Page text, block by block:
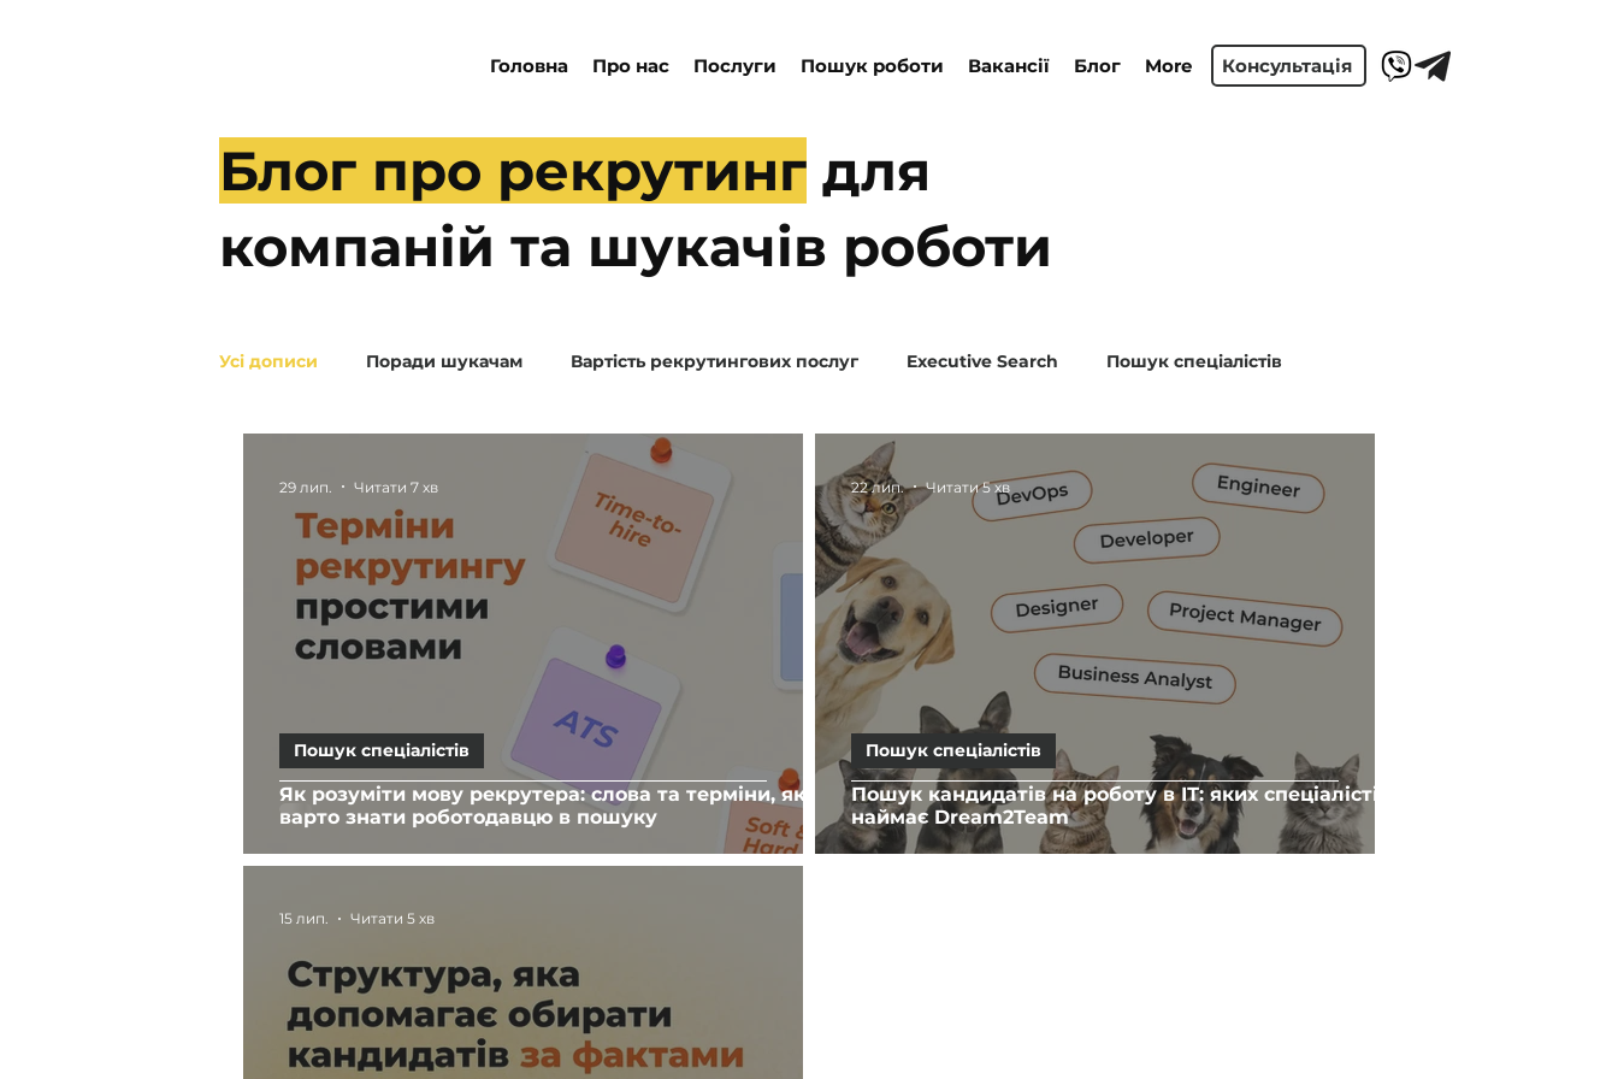
Головна Про нас Послуги Пошук роботи Вакансії Блог More Консультація
Блог про рекрутинг для
компаній та шукачів роботи
Усі дописи Поради шукачам Вартість рекрутингових послуг Executive Search Пошук спеціалістів
Як розуміти мову рекрутера: слова та терміни, які
варто знати роботодавцю в пошуку
Пошук спеціалістів
29 лип. Читати 7 хв
Пошук кандидатів на роботу в ІТ: яких спеціалістів
наймає Dream2Team
Пошук спеціалістів
22 лип. Читати 5 хв
15 лип. Читати 5 хв